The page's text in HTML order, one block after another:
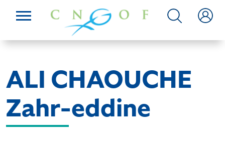
ALI CHAOUCHE
Zahr-eddine